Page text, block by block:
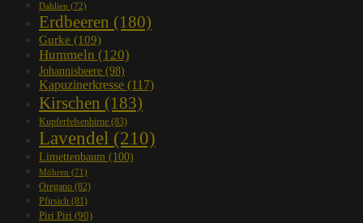
Dahlien (72)
Erdbeeren (180)
Gurke (109)
Hummeln (120)
Johannisbeere (98)
Kapuzinerkresse (117)
Kirschen (183)
Kupferfelsenbirne (83)
Lavendel (210)
Limettenbaum (100)
Möhren (71)
Oregano (82)
Pfirsich (81)
Piri Piri (90)